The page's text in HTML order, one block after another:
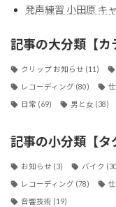
発声練習 小田原 キ
記事の大分類【カ
クリップ お知らせ (11)
レコーディング (80)
日常 (69) 男と女 (38)
記事の小分類【タ
お知らせ (3) バイク
レコーディング (78)
音響技術 (19)